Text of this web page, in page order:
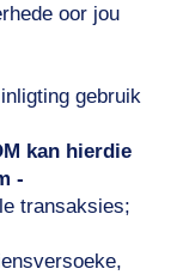
oor jou
gebruik
kan hierdie
-
transaksies;